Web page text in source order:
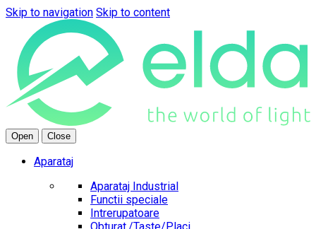
Skip to navigation Skip to content
Open Close
Aparataj
Aparataj Industrial
Functii speciale
Intrerupatoare